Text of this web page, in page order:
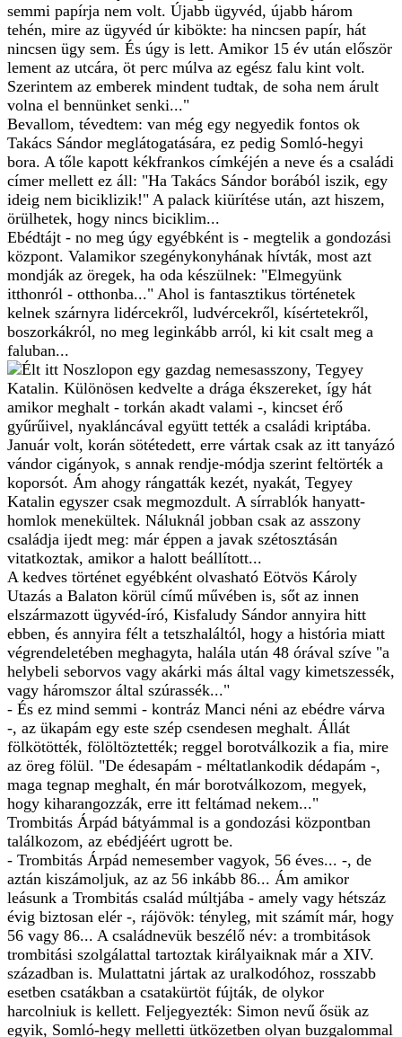
semmi papírja nem volt. Újabb ügyvéd, újabb három
tehén, mire az ügyvéd úr kibökte: ha nincsen papír, hát
nincsen ügy sem. És úgy is lett. Amikor 15 év után először
lement az utcára, öt perc múlva az egész falu kint volt.
Szerintem az emberek mindent tudtak, de soha nem árult
volna el bennünket senki..."
Bevallom, tévedtem: van még egy negyedik fontos ok
Takács Sándor meglátogatására, ez pedig Somló-hegyi
bora. A tőle kapott kékfrankos címkéjén a neve és a családi
címer mellett ez áll: "Ha Takács Sándor borából iszik, egy
ideig nem biciklizik!" A palack kiürítése után, azt hiszem,
örülhetek, hogy nincs biciklim...
Ebédtájt - no meg úgy egyébként is - megtelik a gondozási
központ. Valamikor szegénykonyhának hívták, most azt
mondják az öregek, ha oda készülnek: "Elmegyünk
itthonról - otthonba..." Ahol is fantasztikus történetek
kelnek szárnyra lidércekről, ludvércekről, kísértetekről,
boszorkákról, no meg leginkább arról, ki kit csalt meg a
faluban...
Élt itt Noszlopon egy gazdag nemesasszony, Tegyey
Katalin. Különösen kedvelte a drága ékszereket, így hát
amikor meghalt - torkán akadt valami -, kincset érő
gyűrűivel, nyakláncával együtt tették a családi kriptába.
Január volt, korán sötétedett, erre vártak csak az itt tanyázó
vándor cigányok, s annak rendje-módja szerint feltörték a
koporsót. Ám ahogy rángatták kezét, nyakát, Tegyey
Katalin egyszer csak megmozdult. A sírrablók hanyatt-
homlok menekültek. Náluknál jobban csak az asszony
családja ijedt meg: már éppen a javak szétosztásán
vitatkoztak, amikor a halott beállított...
A kedves történet egyébként olvasható Eötvös Károly
Utazás a Balaton körül című művében is, sőt az innen
elszármazott ügyvéd-író, Kisfaludy Sándor annyira hitt
ebben, és annyira félt a tetszhaláltól, hogy a história miatt
végrendeletében meghagyta, halála után 48 órával szíve "a
helybeli seborvos vagy akárki más által vagy kimetszessék,
vagy háromszor által szúrassék..."
- És ez mind semmi - kontráz Manci néni az ebédre várva
-, az ükapám egy este szép csendesen meghalt. Állát
fölkötötték, fölöltöztették; reggel borotválkozik a fia, mire
az öreg fölül. "De édesapám - méltatlankodik dédapám -,
maga tegnap meghalt, én már borotválkozom, megyek,
hogy kiharangozzák, erre itt feltámad nekem..."
Trombitás Árpád bátyámmal is a gondozási központban
találkozom, az ebédjéért ugrott be.
- Trombitás Árpád nemesember vagyok, 56 éves... -, de
aztán kiszámoljuk, az az 56 inkább 86... Ám amikor
leásunk a Trombitás család múltjába - amely vagy hétszáz
évig biztosan elér -, rájövök: tényleg, mit számít már, hogy
56 vagy 86... A családnevük beszélő név: a trombitások
trombitási szolgálattal tartoztak királyaiknak már a XIV.
században is. Mulattatni jártak az uralkodóhoz, rosszabb
esetben csatákban a csatakürtöt fújták, de olykor
harcolniuk is kellett. Feljegyezték: Simon nevű ősük az
egyik, Somló-hegy melletti ütközetben olyan buzgalommal